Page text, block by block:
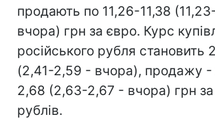
продають по 11,26-11,38
вчора) грн за євро. Курс
російського рубля становить
(2,41-2,59 - вчора), продажу
2,68 (2,63-2,67 - вчора) грн за
рублів.